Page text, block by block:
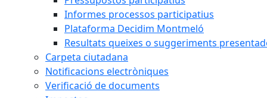
Informes processos participatius
Plataforma Decidim Montmeló
Resultats queixes o suggeriments
Carpeta ciutadana
Notificacions electròniques
Verificació de documents